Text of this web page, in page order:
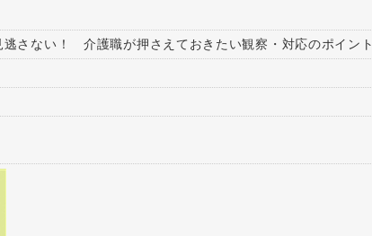
さない！ 介護職が押さえておきたい観察・対応のポイント